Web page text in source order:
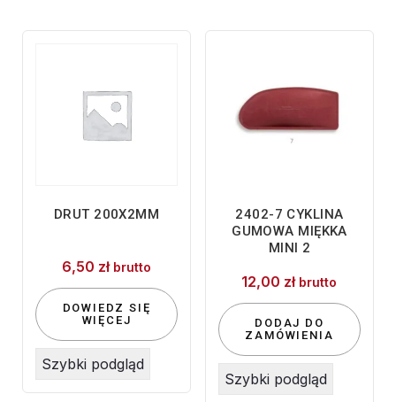
DRUT 200X2MM
6,50 zł brutto
DOWIEDZ SIĘ
WIĘCEJ
Szybki podgląd
2402-7 CYKLINA
GUMOWA MIĘKKA
MINI 2
12,00 zł brutto
DODAJ DO
ZAMÓWIENIA
Szybki podgląd